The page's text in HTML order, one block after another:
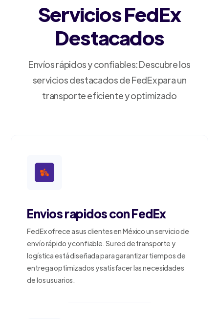
Servicios FedEx
Destacados
Envíos rápidos y confiables: Descubre los
servicios destacados de FedEx para un
transporte eficiente y optimizado
Envios rapidos con FedEx
FedEx ofrece a sus clientes en México un servicio de
envío rápido y confiable. Su red de transporte y
logística está diseñada para garantizar tiempos de
entrega optimizados y satisfacer las necesidades
de los usuarios.